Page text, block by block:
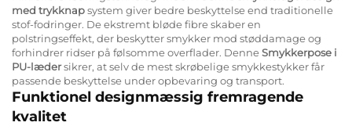
med trykknapsystem giver bedre beskyttelse end traditionelle
stof-fodringer. De ekstremt bløde fibre skaber en
polstringseffekt, der beskytter smykker mod støddamage og
forhindrer ridser på følsomme overflader. DenneSmykkerpose i
PU-lædersikrer, at selv de mest skrøbelige smykkestykker får
passende beskyttelse under opbevaring og transport.
Funktionel designmæssig fremragende
kvalitet